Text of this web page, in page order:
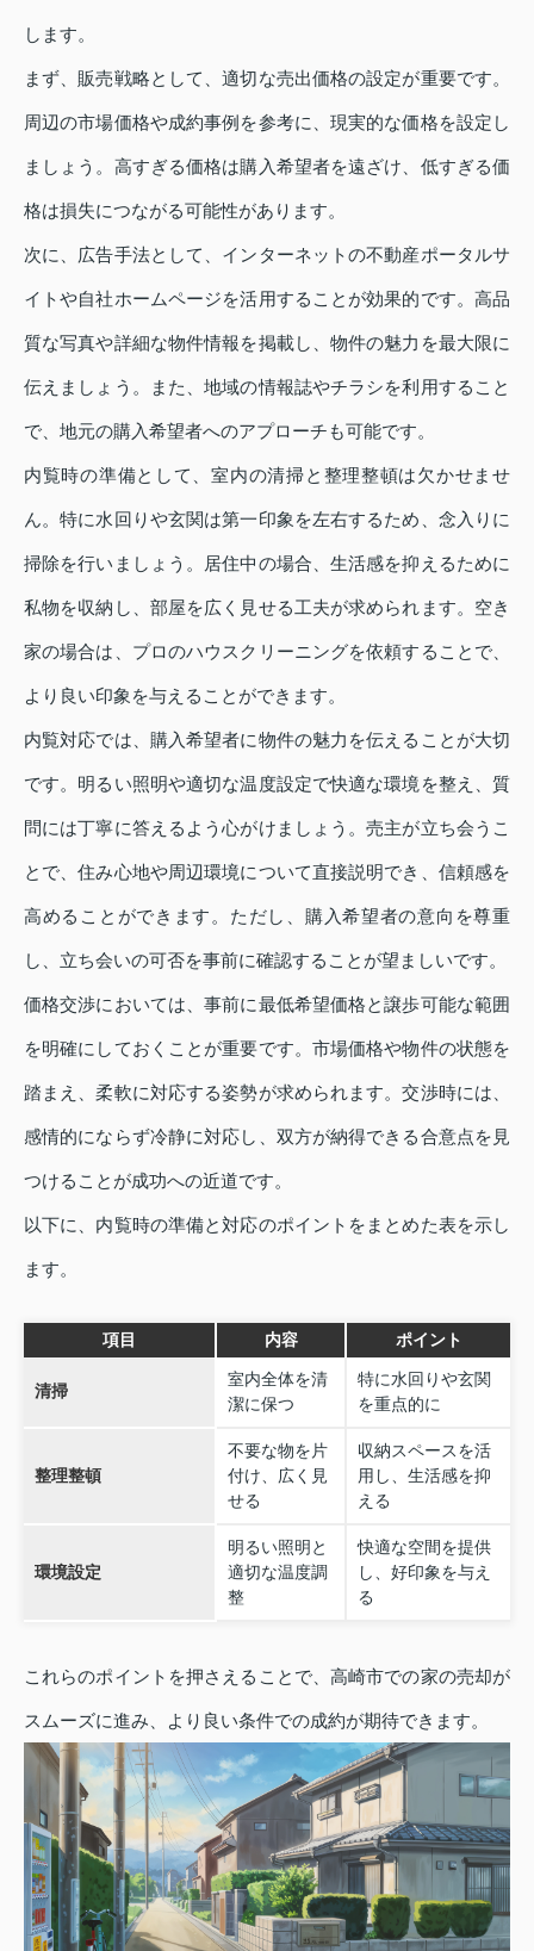
します。
まず、販売戦略として、適切な売出価格の設定が重要です。
周辺の市場価格や成約事例を参考に、現実的な価格を設定し
ましょう。高すぎる価格は購入希望者を遠ざけ、低すぎる価
格は損失につながる可能性があります。
次に、広告手法として、インターネットの不動産ポータルサ
イトや自社ホームページを活用することが効果的です。高品
質な写真や詳細な物件情報を掲載し、物件の魅力を最大限に
伝えましょう。また、地域の情報誌やチラシを利用すること
で、地元の購入希望者へのアプローチも可能です。
内覧時の準備として、室内の清掃と整理整頓は欠かせませ
ん。特に水回りや玄関は第一印象を左右するため、念入りに
掃除を行いましょう。居住中の場合、生活感を抑えるために
私物を収納し、部屋を広く見せる工夫が求められます。空き
家の場合は、プロのハウスクリーニングを依頼することで、
より良い印象を与えることができます。
内覧対応では、購入希望者に物件の魅力を伝えることが大切
です。明るい照明や適切な温度設定で快適な環境を整え、質
問には丁寧に答えるよう心がけましょう。売主が立ち会うこ
とで、住み心地や周辺環境について直接説明でき、信頼感を
高めることができます。ただし、購入希望者の意向を尊重
し、立ち会いの可否を事前に確認することが望ましいです。
価格交渉においては、事前に最低希望価格と譲歩可能な範囲
を明確にしておくことが重要です。市場価格や物件の状態を
踏まえ、柔軟に対応する姿勢が求められます。交渉時には、
感情的にならず冷静に対応し、双方が納得できる合意点を見
つけることが成功への近道です。
以下に、内覧時の準備と対応のポイントをまとめた表を示し
ます。
項目 内容 ポイント
清掃
室内全体を清
潔に保つ
特に水回りや玄関
を重点的に
整理整頓
不要な物を片
付け、広く見
せる
収納スペースを活
用し、生活感を抑
える
環境設定
明るい照明と
適切な温度調
整
快適な空間を提供
し、好印象を与え
る
これらのポイントを押さえることで、高崎市での家の売却が
スムーズに進み、より良い条件での成約が期待できます。